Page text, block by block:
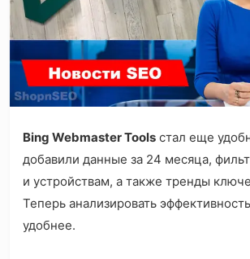
Bing Webmaster Tools стал еще
добавили данные за 24 месяца,
и устройствам, а также тренды
Теперь анализировать
удобнее.